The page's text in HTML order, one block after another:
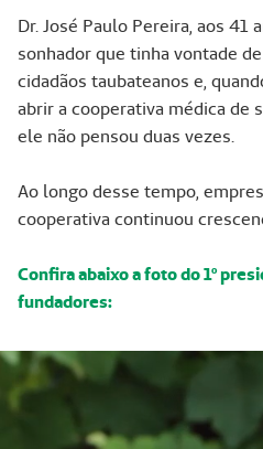
Dr. José Paulo Pereira, aos 41
sonhador que tinha vontade
cidadãos taubateanos e,
abrir a cooperativa médica de
ele não pensou duas vezes.
Ao longo desse tempo,
cooperativa continuou
Confira abaixo a foto do 1º
fundadores: